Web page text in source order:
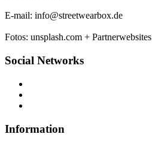
E-mail: info@streetwearbox.de
Fotos: unsplash.com + Partnerwebsites
Social Networks
Information